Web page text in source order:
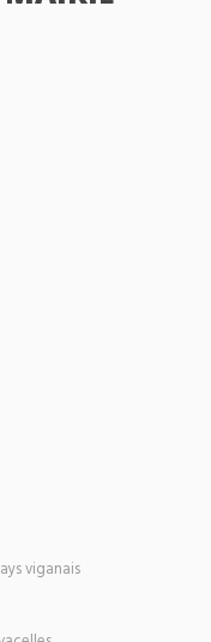
viganais